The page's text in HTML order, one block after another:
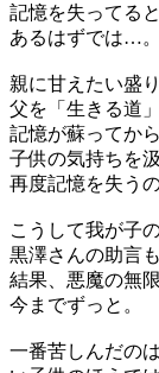
記憶を失ってる
あるはずでは…。
親に甘えたい盛
父を「生きる道
記憶が蘇ってか
子供の気持ちを
再度記憶を失う
こうして我が子
黒澤さんの助言
結果、悪魔の無
今までずっと。
一番苦しんだの